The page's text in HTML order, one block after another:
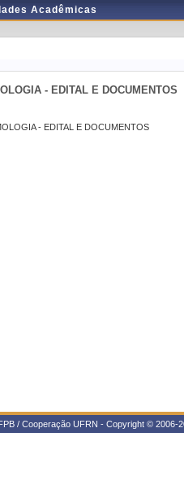
Acadêmicas
- EDITAL E DOCUMENTOS
- EDITAL E DOCUMENTOS
/ Cooperação UFRN - Copyright ©